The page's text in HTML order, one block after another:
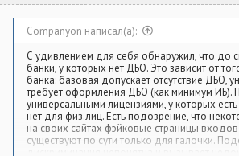
Companyon написал(а):
С удивлением для себя обнаружил, что до
банки, у которых нет ДБО. Это зависит от
банка: базовая допускает отсутствие ДБО,
требует оформления ДБО (как минимум ИБ).
универсальными лицензиями, у которых
нет для физ.лиц. Есть подозрение, что
на своих сайтах фэйковые страницы
существуют по сути только для галочки.